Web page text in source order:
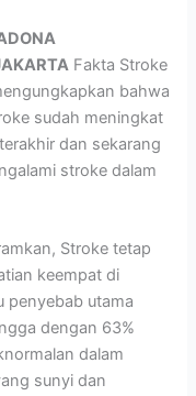
Fakta Stroke
bahwa
sudah meningkat
dan sekarang
stroke dalam
Stroke tetap
keempat di
penyebab utama
dengan 63%
dalam
sunyi dan